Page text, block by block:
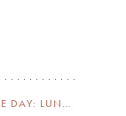
LOOK OF THE DAY: LUNCH AT CHRISTIANSHAVN